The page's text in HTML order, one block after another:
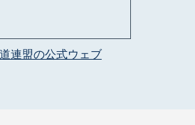
連盟の公式ウェブ